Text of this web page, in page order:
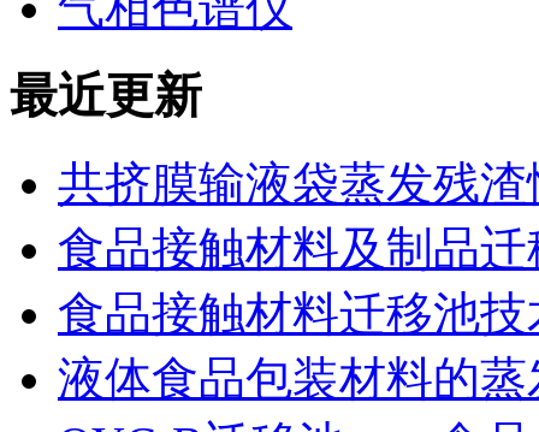
最近更新
共挤膜输液袋蒸发残
食品接触材料及制品
食品接触材料迁移池
液体食品包装材料的